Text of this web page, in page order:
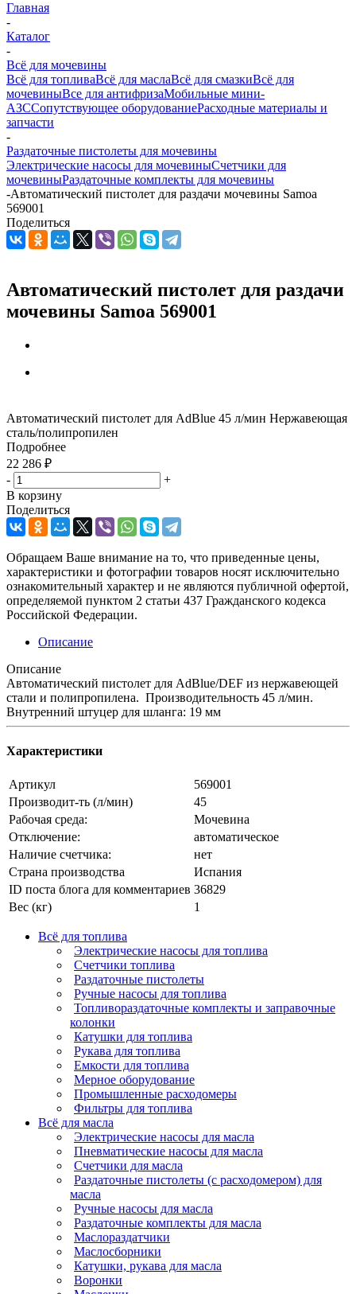
Главная
-
Каталог
-
Всё для мочевины
Всё для топливаВсё для маслаВсё для смазкиВсё для
мочевиныВсе для антифризаМобильные мини-
АЗССопутствующее оборудованиеРасходные материалы и
запчасти
-
Раздаточные пистолеты для мочевины
Электрические насосы для мочевиныСчетчики для
мочевиныРаздаточные комплекты для мочевины
-Автоматический пистолет для раздачи мочевины Samoa
569001
Поделиться
Автоматический пистолет для раздачи
мочевины Samoa 569001
Автоматический пистолет для AdBlue 45 л/мин Нержавеющая
сталь/полипропилен
Подробнее
22 286 ₽
-
+
В корзину
Поделиться
Обращаем Ваше внимание на то, что приведенные цены,
характеристики и фотографии товаров носят исключительно
ознакомительный характер и не являются публичной офертой,
определяемой пунктом 2 статьи 437 Гражданского кодекса
Российской Федерации.
Описание
Описание
Автоматический пистолет для AdBlue/DEF из нержавеющей
стали и полипропилена. Производительность 45 л/мин.
Внутренний штуцер для шланга: 19 мм
Характеристики
Артикул
569001
Производит-ть (л/мин)
45
Рабочая среда:
Мочевина
Отключение:
автоматическое
Наличие счетчика:
нет
Страна производства
Испания
ID поста блога для комментариев 36829
Вес (кг)
1
Всё для топлива
Электрические насосы для топлива
Счетчики топлива
Раздаточные пистолеты
Ручные насосы для топлива
Топливораздаточные комплекты и заправочные
колонки
Катушки для топлива
Рукава для топлива
Емкости для топлива
Мерное оборудование
Промышленные расходомеры
Фильтры для топлива
Всё для масла
Электрические насосы для масла
Пневматические насосы для масла
Счетчики для масла
Раздаточные пистолеты (с расходомером) для
масла
Ручные насосы для масла
Раздаточные комплекты для масла
Маслораздатчики
Маслосборники
Катушки, рукава для масла
Воронки